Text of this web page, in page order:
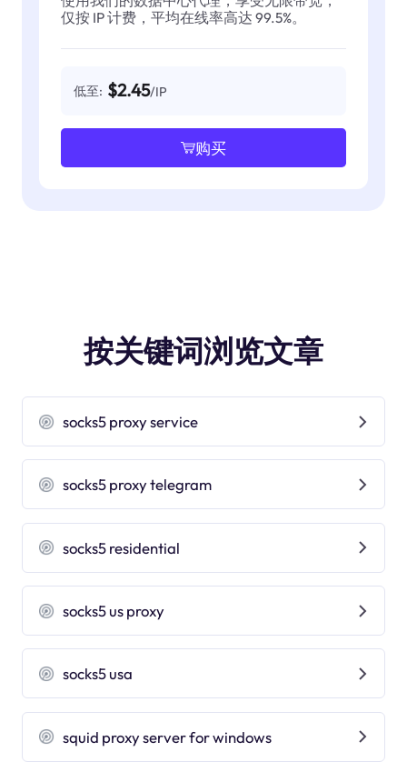
仅按 IP 计费，平均在线率高达 99.5%。
低至: $2.45/IP
购买
按关键词浏览文章
socks5 proxy service
socks5 proxy telegram
socks5 residential
socks5 us proxy
socks5 usa
squid proxy server for windows